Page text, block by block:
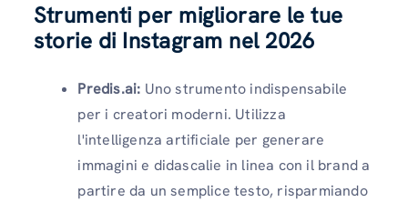
Strumenti per migliorare le tue
storie di Instagram nel 2026
Predis.ai: Uno strumento indispensabile
per i creatori moderni. Utilizza
l'intelligenza artificiale per generare
immagini e didascalie in linea con il brand a
partire da un semplice testo, risparmiando